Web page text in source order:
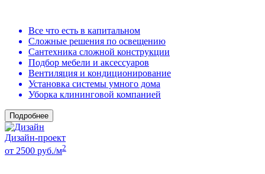
Все что есть в капитальном
Сложные решения по освещению
Сантехника сложной конструкции
Подбор мебели и аксессуаров
Вентиляция и кондиционирование
Установка системы умного дома
Уборка клининговой компанией
Подробнее
Дизайн-проект
от 2500 руб./м2